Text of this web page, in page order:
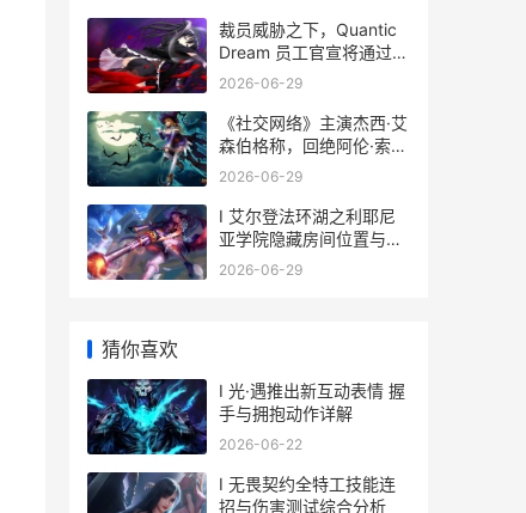
惊鸿一瞥 marvelkous
裁员威胁之下，Quantic
Dream 员工官宣将通过罢
工挽救 星球大战：日蚀
2026-06-29
《社交网络》主演杰西·艾
森伯格称，回绝阿伦·索尔
金再次出演扎克伯格的邀
国” 社交网络第四集
2026-06-29
I 艾尔登法环湖之利耶尼
亚学院隐藏房间位置与探
索指南
2026-06-29
猜你喜欢
I 光·遇推出新互动表情 握
手与拥抱动作详解
2026-06-22
I 无畏契约全特工技能连
招与伤害测试综合分析